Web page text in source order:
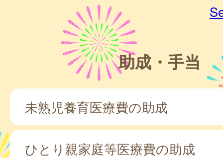
助成・手当
未熟児養育医療費の助成
ひとり親家庭等医療費の助成